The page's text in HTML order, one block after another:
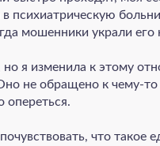
в психиатрическую
мошенники украли его
но я изменила к этому
не обращено к чему-то
опереться.
что такое